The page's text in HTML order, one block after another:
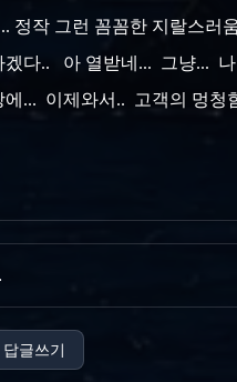
정작 그런 꼼꼼한 지랄스러
겠다.. 아 열받네... 그냥...
에... 이제와서.. 고객의 멍청
답글쓰기